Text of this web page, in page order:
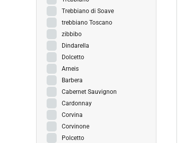
Trebbiano di Soave
trebbiano Toscano
zibbibo
Dindarella
Dolcetto
Arneis
Barbera
Cabernet Sauvignon
Cardonnay
Corvina
Corvinone
Polcetto